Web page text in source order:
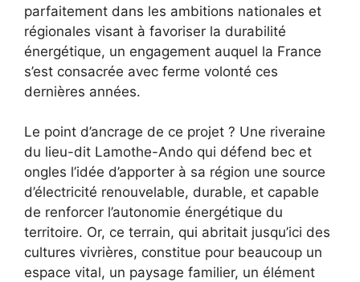
parfaitement dans les ambitions nationales et
régionales visant à favoriser la durabilité
énergétique, un engagement auquel la France
s’est consacrée avec ferme volonté ces
dernières années.
Le point d’ancrage de ce projet ? Une riveraine
du lieu-dit Lamothe-Ando qui défend bec et
ongles l’idée d’apporter à sa région une source
d’électricité renouvelable, durable, et capable
de renforcer l’autonomie énergétique du
territoire. Or, ce terrain, qui abritait jusqu’ici des
cultures vivrières, constitue pour beaucoup un
espace vital, un paysage familier, un élément